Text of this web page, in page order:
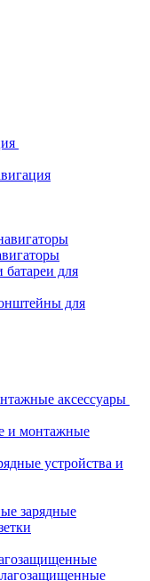
для
для
аксессуары
и монтажные
устройства и
зарядные